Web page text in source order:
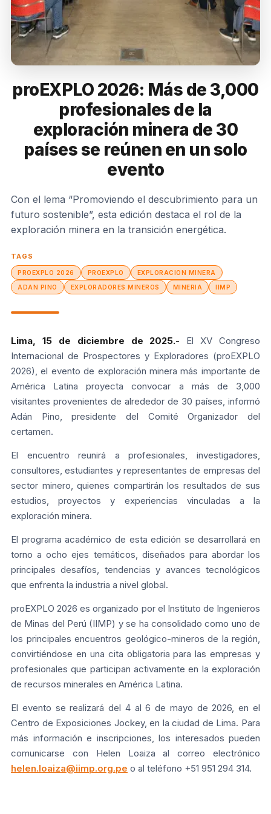
proEXPLO 2026: Más de 3,000
profesionales de la
exploración minera de 30
países se reúnen en un solo
evento
Con el lema “Promoviendo el descubrimiento para un
futuro sostenible”, esta edición destaca el rol de la
exploración minera en la transición energética.
TAGS
PROEXPLO 2026 PROEXPLO
EXPLORACION MINERA
ADAN PINO
EXPLORADORES MINEROS MINERIA IIMP
Lima, 15 de diciembre de 2025.- El XV Congreso
Internacional de Prospectores y Exploradores (proEXPLO
2026), el evento de exploración minera más importante de
América Latina proyecta convocar a más de 3,000
visitantes provenientes de alrededor de 30 países, informó
Adán Pino, presidente del Comité Organizador del
certamen.
El encuentro reunirá a profesionales, investigadores,
consultores, estudiantes y representantes de empresas del
sector minero, quienes compartirán los resultados de sus
estudios, proyectos y experiencias vinculadas a la
exploración minera.
El programa académico de esta edición se desarrollará en
torno a ocho ejes temáticos, diseñados para abordar los
principales desafíos, tendencias y avances tecnológicos
que enfrenta la industria a nivel global.
proEXPLO 2026 es organizado por el Instituto de Ingenieros
de Minas del Perú (IIMP) y se ha consolidado como uno de
los principales encuentros geológico-mineros de la región,
convirtiéndose en una cita obligatoria para las empresas y
profesionales que participan activamente en la exploración
de recursos minerales en América Latina.
El evento se realizará del 4 al 6 de mayo de 2026, en el
Centro de Exposiciones Jockey, en la ciudad de Lima. Para
más información e inscripciones, los interesados pueden
comunicarse con Helen Loaiza al correo electrónico
helen.loaiza@iimp.org.pe o al teléfono +51 951 294 314.